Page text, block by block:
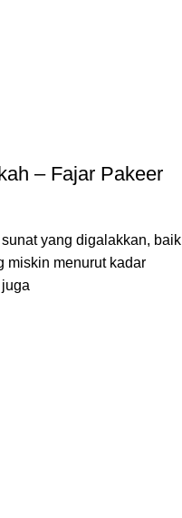
– Fajar Pakeer
yang digalakkan, baik
miskin menurut kadar